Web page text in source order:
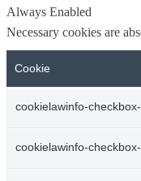
Always Enabled
Necessary cookies are
Cookie
cookielawinfo-
cookielawinfo-